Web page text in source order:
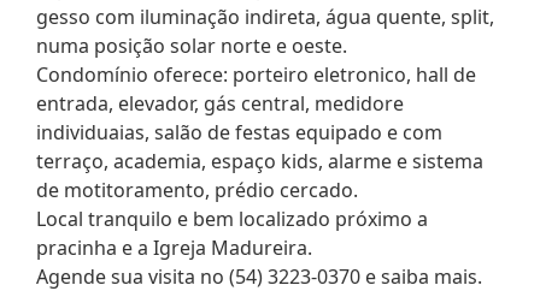
gesso com iluminação indireta, água quente, split,
numa posição solar norte e oeste.
Condomínio oferece: porteiro eletronico, hall de
entrada, elevador, gás central, medidore
individuaias, salão de festas equipado e com
terraço, academia, espaço kids, alarme e sistema
de motitoramento, prédio cercado.
Local tranquilo e bem localizado próximo a
pracinha e a Igreja Madureira.
Agende sua visita no (54) 3223-0370 e saiba mais.